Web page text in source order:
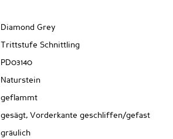
Diamond Grey
Trittstufe Schnittling
PD03140
Naturstein
geflammt
gesägt, Vorderkante geschliffen/gefast
gräulich